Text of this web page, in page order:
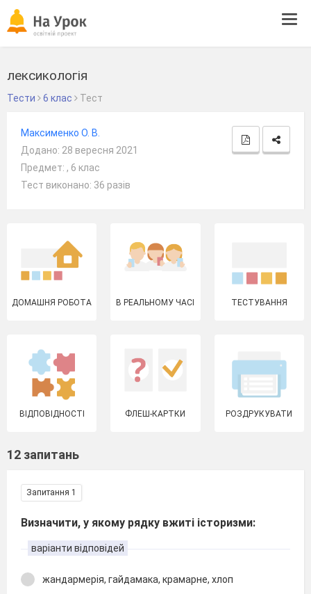
лексикологія
Тести 6 клас Тест
Максименко О. В.
Додано: 28 вересня 2021
Предмет: , 6 клас
Тест виконано: 36 разів
ДОМАШНЯ РОБОТА В РЕАЛЬНОМУ ЧАСІ ТЕСТУВАННЯ
ВІДПОВІДНОСТІ ФЛЕШ-КАРТКИ РОЗДРУКУВАТИ
12 запитань
Запитання 1
Визначити, у якому рядку вжиті історизми:
варіанти відповідей
жандармерія, гайдамака, крамарне, хлоп